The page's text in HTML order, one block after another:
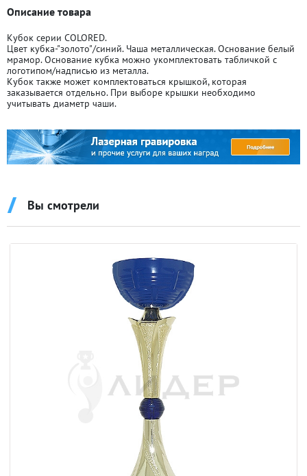
Описание товара
Кубок серии COLORED.
Цвет кубка-"золото"/синий. Чаша металлическая. Основание белый
мрамор. Основание кубка можно укомплектовать табличкой с
логотипом/надписью из металла.
Кубок также может комплектоваться крышкой, которая
заказывается отдельно. При выборе крышки необходимо
учитывать диаметр чаши.
Вы смотрели